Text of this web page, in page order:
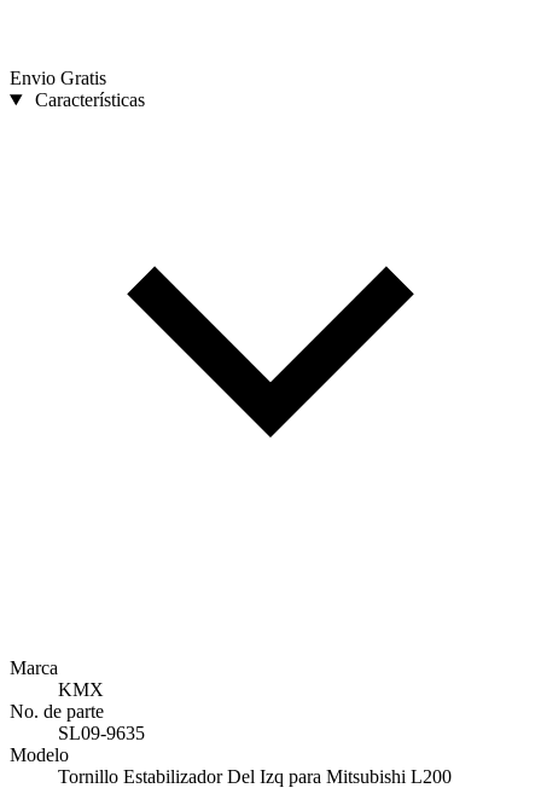
Envio Gratis
Características
Marca
KMX
No. de parte
SL09-9635
Modelo
Tornillo Estabilizador Del Izq para Mitsubishi L200